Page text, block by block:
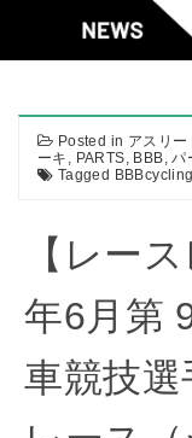
content
Posted in アスリー
ーキ , PARTS, BBB,パ
Tagged BBBcycling
【レー
年6月第
車競技選